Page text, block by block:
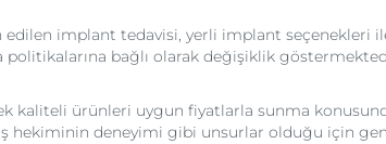
edilen implant tedavisi, yerli implant
bağlı olarak değişiklik
ürünleri uygun fiyatlarla sunma
hekiminin deneyimi gibi unsurlar olduğu için